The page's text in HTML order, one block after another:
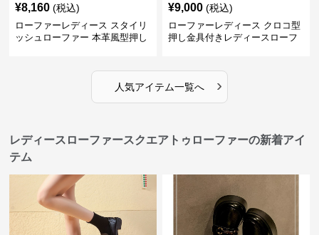
¥8,160 (税込)
ローファーレディース スタイリ
ッシュローファー 本革風型押し
¥9,000 (税込)
ローファーレディース クロコ型
押し金具付きレディースローフ
人気アイテム一覧へ ›
レディースローファースクエアトゥローファーの新着アイ
テム